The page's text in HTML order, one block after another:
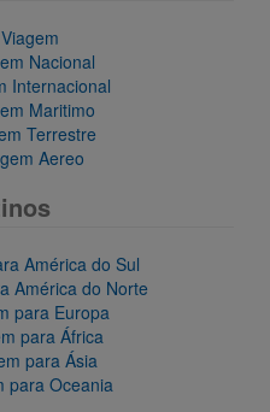
Nacional
Internacional
Maritimo
Terrestre
Aereo
América do Sul
América do Norte
para Europa
para África
para Ásia
para Oceania